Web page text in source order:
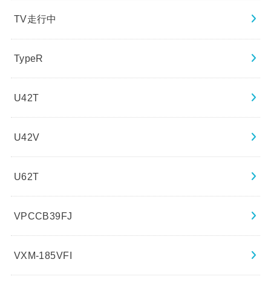
TV走行中
TypeR
U42T
U42V
U62T
VPCCB39FJ
VXM-185VFI